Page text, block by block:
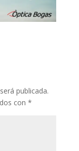
publicada.
con *